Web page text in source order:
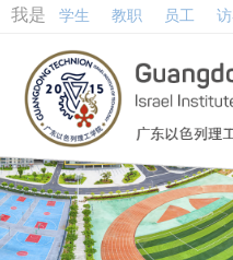
我是 学生 教职 员工